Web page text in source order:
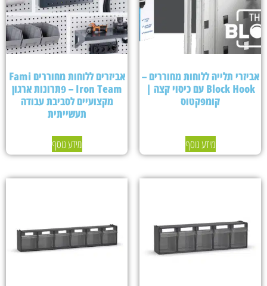
אביזרי תלייה ללוחות מחוררים –
Block Hook עם כיסוי קצה |
קומפקטוס
מידע נוסף
אביזרים ללוחות מחוררים Fami
Iron Team – פתרונות ארגון
מקצועיים לסביבת עבודה
תעשייתית
מידע נוסף